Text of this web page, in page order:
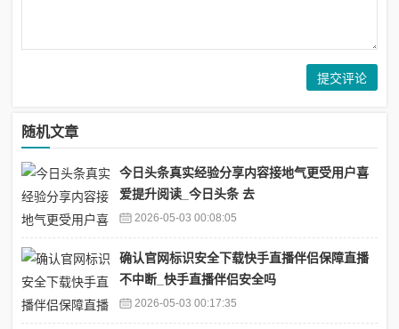
随机文章
今日头条真实经验分享内容接地气更受用户喜
爱提升阅读_今日头条 去
2026-05-03 00:08:05
确认官网标识安全下载快手直播伴侣保障直播
不中断_快手直播伴侣安全吗
2026-05-03 00:17:35